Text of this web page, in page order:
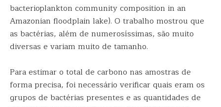
bacterioplankton community composition in an
Amazonian floodplain lake). O trabalho mostrou que
as bactérias, além de numerosíssimas, são muito
diversas e variam muito de tamanho.
Para estimar o total de carbono nas amostras de
forma precisa, foi necessário verificar quais eram os
grupos de bactérias presentes e as quantidades de